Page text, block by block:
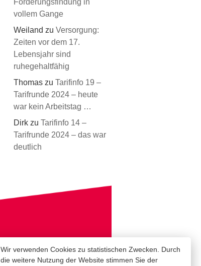
Forderungsfindung in
vollem Gange
Weiland zuVersorgung:
Zeiten vor dem 17.
Lebensjahr sind
ruhegehaltfähig
Thomas zuTarifinfo 19 –
Tarifrunde 2024 – heute
war kein Arbeitstag …
Dirk zuTarifinfo 14 –
Tarifrunde 2024 – das war
deutlich
Wir verwenden Cookies zu statistischen Zwecken. Durch
die weitere Nutzung der Website stimmen Sie der